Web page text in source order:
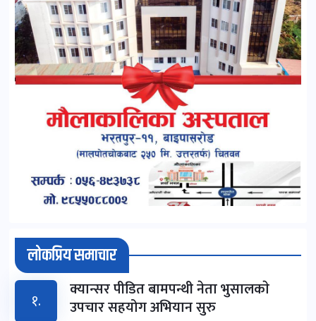
लोकप्रिय समाचार
१. क्यान्सर पीडित बामपन्थी नेता भुसालकाे
उपचार सहयोग अभियान सुरु